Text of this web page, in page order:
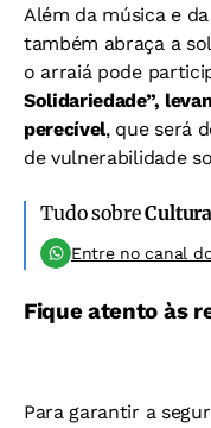
Além da música e
também abraça a
o arraiá pode
Solidariedade”,
perecível, que será
de vulnerabilidade
Tudo sobreCultura
Entre no canal
Fique atento às
Para garantir a